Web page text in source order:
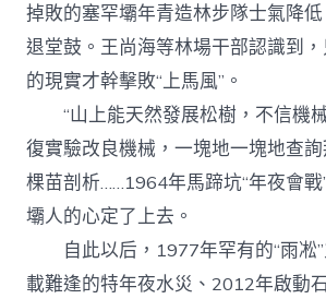
掉敗的塞罕壩年青造林步隊士氣降
退堂鼓。王尚海等林場干部認識到
的現實才幹擊敗“上馬風”。
“山上能天然發展松樹，不信機
復實驗改良機械，一塊地一塊地查
棵苗剖析……1964年馬蹄坑“年夜會
壩人的心定了上去。
自此以后，1977年罕有的“雨凇”
載難逢的特年夜水災、2012年啟動